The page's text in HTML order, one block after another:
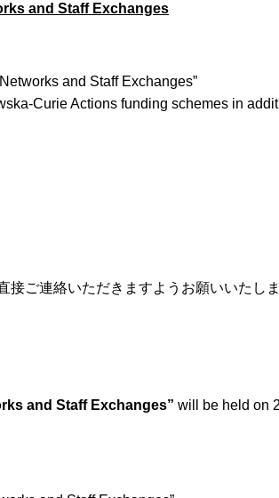
and Staff Exchanges
and Staff Exchanges”
Curie Actions funding schemes in
ご連絡いただきますようお願いいたしま
and Staff Exchanges” will be held on